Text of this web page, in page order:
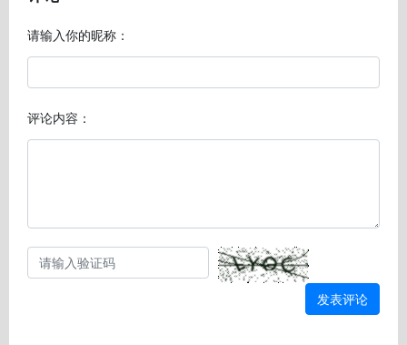
请输入你的昵称：
评论内容：
发表评论